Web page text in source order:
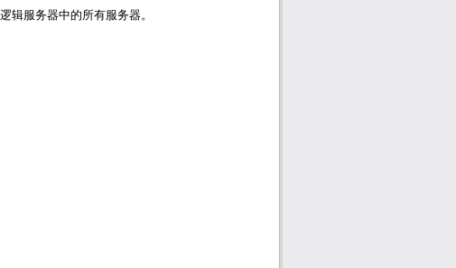
辑服务器中的所有服务器。